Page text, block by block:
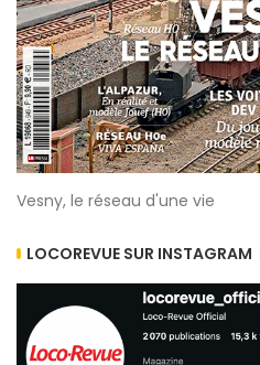
Vesny, le réseau d'une vie
LOCOREVUE SUR INSTAGRAM